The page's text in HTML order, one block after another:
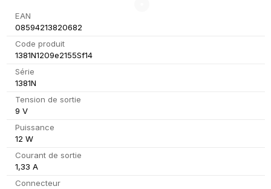
EAN
08594213820682
Code produit
1381N1209e2155Sf14
Série
1381N
Tension de sortie
9 V
Puissance
12 W
Courant de sortie
1,33 A
Connecteur